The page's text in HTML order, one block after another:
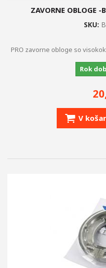
ZAVORNE OBLOGE
SKU:
PRO zavorne obloge so
Rok
V